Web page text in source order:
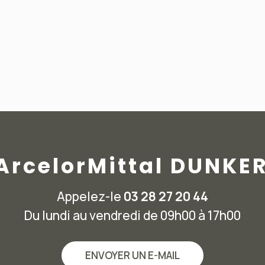
Appelez-le 03 28 27 20 44
Du lundi au vendredi de 09h00 à 17h00
ENVOYER UN E-MAIL